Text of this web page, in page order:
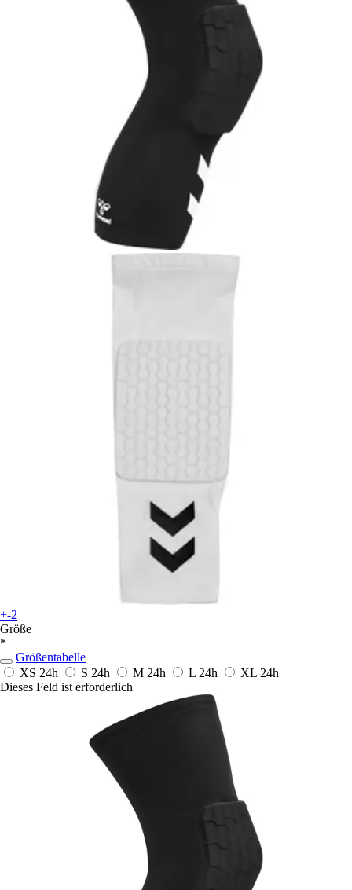
+-2
Größe
*
Größentabelle
XS 24h S 24h M 24h L 24h XL 24h
Dieses Feld ist erforderlich